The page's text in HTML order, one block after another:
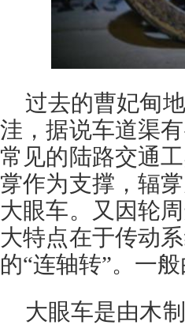
过去的曹妃甸
洼，据说车道渠
常见的陆路交通
牚作为支撑，辐
大眼车。又因轮
大特点在于传动
的“连轴转”。一
大眼车是由木